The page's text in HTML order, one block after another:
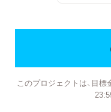
このプロジェクトは、目標